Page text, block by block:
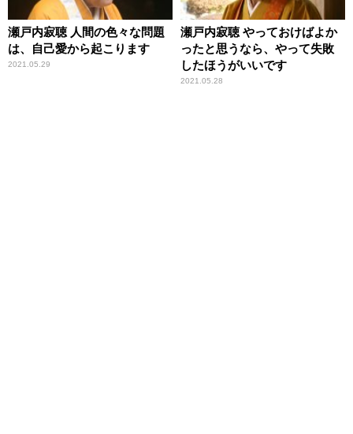
瀬戸内寂聴 人間の色々な問題
は、自己愛から起こります
2021.05.29
瀬戸内寂聴 やっておけばよか
ったと思うなら、やって失敗
したほうがいいです
2021.05.28